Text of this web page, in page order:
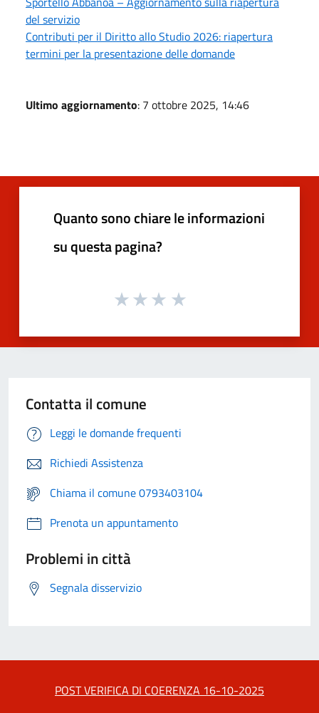
del servizio
Contributi per il Diritto allo Studio 2026: riapertura
termini per la presentazione delle domande
Ultimo aggiornamento: 7 ottobre 2025, 14:46
Quanto sono chiare le informazioni
su questa pagina?
Contatta il comune
Leggi le domande frequenti
Richiedi Assistenza
Chiama il comune 0793403104
Prenota un appuntamento
Problemi in città
Segnala disservizio
POST VERIFICA DI COERENZA 16-10-2025